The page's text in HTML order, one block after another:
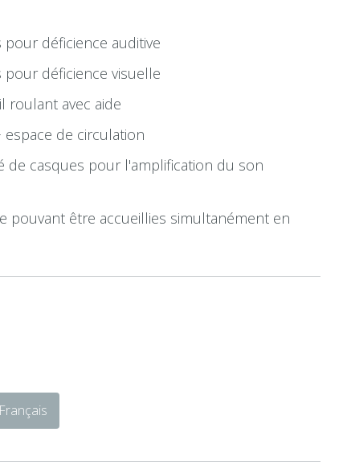
déficience auditive
pour déficience visuelle
roulant avec aide
de circulation
de casques pour l'amplification du son
pouvant être accueillies simultanément en